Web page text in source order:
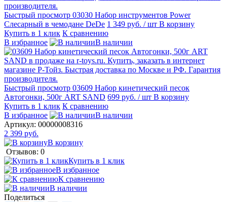
Быстрый просмотр 03030 Набор инструментов Power
Слесарный в чемодане DeDe 1 349 руб. / шт В корзину
Купить в 1 клик К сравнению
В избранное
В наличии
Быстрый просмотр 03609 Набор кинетический песок
Автогонки, 500г ART SAND 699 руб. / шт В корзину
Купить в 1 клик К сравнению
В избранное
В наличии
Артикул: 00000008316
2 399 руб.
В корзину
Отзывов: 0
Купить в 1 клик
В избранное
К сравнению
В наличии
Поделиться